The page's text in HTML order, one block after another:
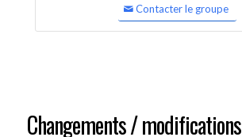
Contacter le groupe
Changements / modifications